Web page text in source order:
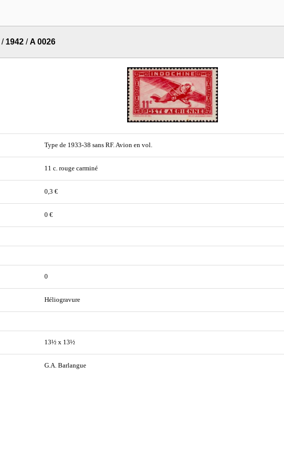
/ 1942 /A 0026
Type de 1933-38 sans RF. Avion en vol.
11 c. rouge carminé
0,3 €
0 €
0
Héliogravure
13½ x 13½
G.A. Barlangue